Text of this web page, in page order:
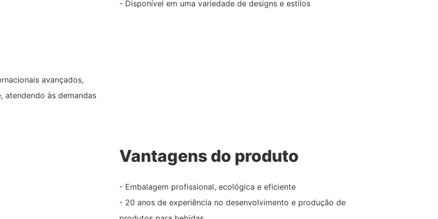
- Disponível em uma variedade de designs e estilos
avançados,
atendendo às demandas
Vantagens do produto
- Embalagem profissional, ecológica e eficiente
- 20 anos de experiência no desenvolvimento e produção de